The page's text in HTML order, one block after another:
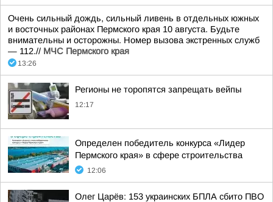
Очень сильный дождь, сильный ливень в отдельных южных
и восточных районах Пермского края 10 августа. Будьте
внимательны и осторожны. Номер вызова экстренных служб
— 112.// МЧС Пермского края
13:26
Регионы не торопятся запрещать вейпы
12:17
Определен победитель конкурса «Лидер
Пермского края» в сфере строительства
12:06
Олег Царёв: 153 украинских БПЛА сбито ПВО